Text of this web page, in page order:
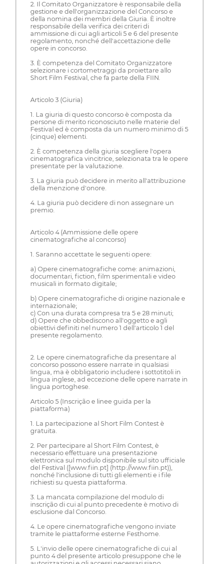
2. Il Comitato Organizzatore è responsabile della
gestione e dell'organizzazione del Concorso e
della nomina dei membri della Giuria. È inoltre
responsabile della verifica dei criteri di
ammissione di cui agli articoli 5 e 6 del presente
regolamento, nonché dell'accettazione delle
opere in concorso.
3. È competenza del Comitato Organizzatore
selezionare i cortometraggi da proiettare allo
Short Film Festival, che fa parte della FIIN.
Articolo 3 (Giuria)
1. La giuria di questo concorso è composta da
persone di merito riconosciuto nelle materie del
Festival ed è composta da un numero minimo di 5
(cinque) elementi.
2. È competenza della giuria scegliere l'opera
cinematografica vincitrice, selezionata tra le opere
presentate per la valutazione.
3. La giuria può decidere in merito all'attribuzione
della menzione d'onore.
4. La giuria può decidere di non assegnare un
premio.
Articolo 4 (Ammissione delle opere
cinematografiche al concorso)
1. Saranno accettate le seguenti opere:
a) Opere cinematografiche come: animazioni,
documentari, fiction, film sperimentali e video
musicali in formato digitale;
b) Opere cinematografiche di origine nazionale e
internazionale;
c) Con una durata compresa tra 5 e 28 minuti;
d) Opere che obbediscono all'oggetto e agli
obiettivi definiti nel numero 1 dell'articolo 1 del
presente regolamento.
2. Le opere cinematografiche da presentare al
concorso possono essere narrate in qualsiasi
lingua, ma è obbligatorio includere i sottotitoli in
lingua inglese, ad eccezione delle opere narrate in
lingua portoghese.
Articolo 5 (Inscrição e linee guida per la
piattaforma)
1. La partecipazione al Short Film Contest è
gratuita.
2. Per partecipare al Short Film Contest, è
necessario effettuare una presentazione
elettronica sul modulo disponibile sul sito ufficiale
del Festival ([www.fiin.pt] (http://www.fiin.pt)),
nonché l'inclusione di tutti gli elementi e i file
richiesti su questa piattaforma.
3. La mancata compilazione del modulo di
inscrição di cui al punto precedente è motivo di
esclusione dal Concorso.
4. Le opere cinematografiche vengono inviate
tramite le piattaforme esterne Festhome.
5. L'invio delle opere cinematografiche di cui al
punto 4 del presente articolo presuppone che le